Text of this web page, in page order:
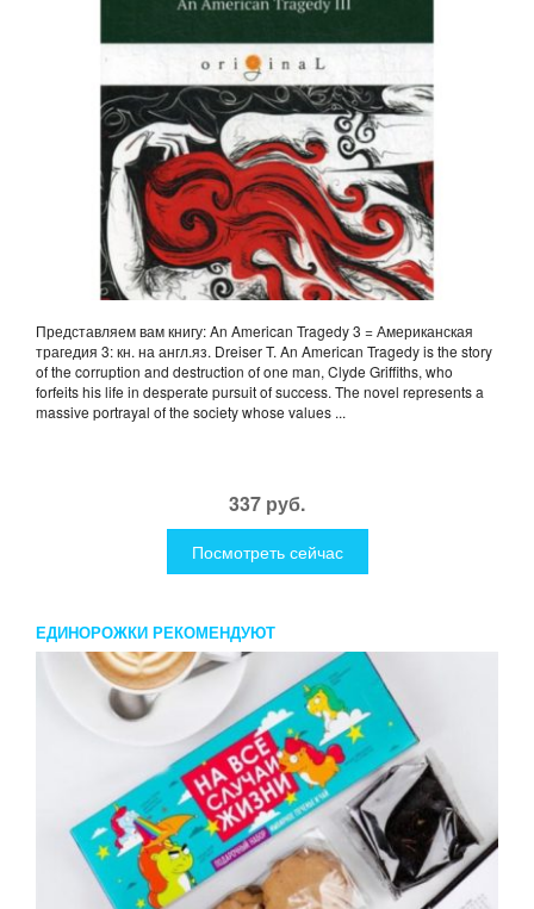
Представляем вам книгу: An American Tragedy 3 = Американская
трагедия 3: кн. на англ.яз. Dreiser T. An American Tragedy is the story
of the corruption and destruction of one man, Clyde Griffiths, who
forfeits his life in desperate pursuit of success. The novel represents a
massive portrayal of the society whose values ...
337 руб.
Посмотреть сейчас
ЕДИНОРОЖКИ РЕКОМЕНДУЮТ